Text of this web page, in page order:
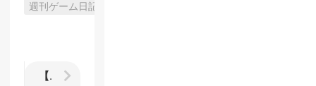
週刊ゲーム日記
【Dragon Marked For Death】レビュー 粗削りだけどマルチプレイは確かに楽しいハクスラ系2DアクションRPG